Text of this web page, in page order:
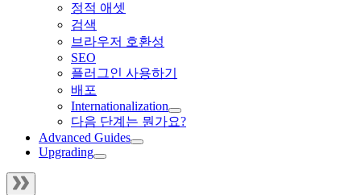
정적 애셋
검색
브라우저 호환성
SEO
플러그인 사용하기
배포
Internationalization
다음 단계는 뭔가요?
Advanced Guides
Upgrading